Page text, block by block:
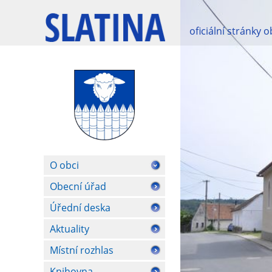
O obci
Obecní úřad
Úřední deska
Aktuality
Místní rozhlas
oficiální stránky